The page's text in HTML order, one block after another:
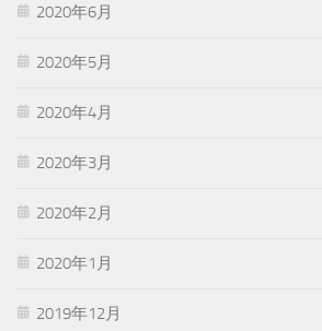
2020年6月
2020年5月
2020年4月
2020年3月
2020年2月
2020年1月
2019年12月